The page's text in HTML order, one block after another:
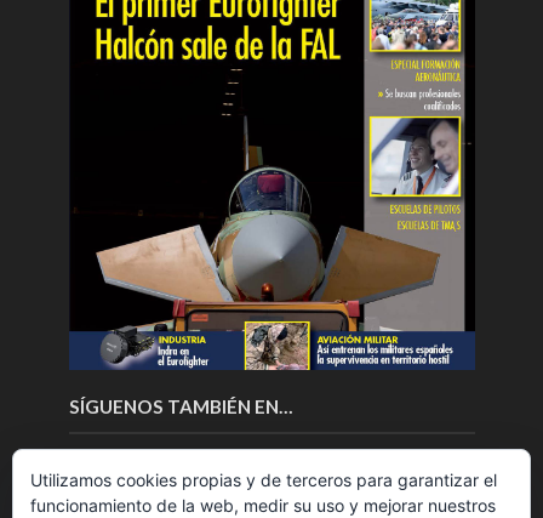
SÍGUENOS TAMBIÉN EN…
Utilizamos cookies propias y de terceros para garantizar el
funcionamiento de la web, medir su uso y mejorar nuestros